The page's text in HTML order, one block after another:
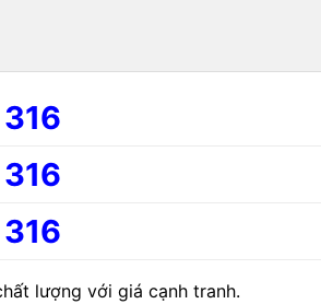
lượng với giá cạnh tranh.